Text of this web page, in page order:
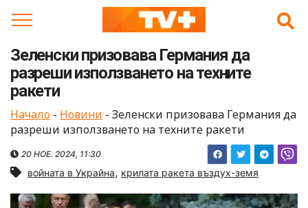
Зеленски призовава Германия да
разреши използването на техните
ракети
Начало - Новини - Зеленски призовава Германия да
разреши използването на техните ракети
20 НОЕ. 2024, 11:30
войната в Украйна, крилата ракета въздух-земя